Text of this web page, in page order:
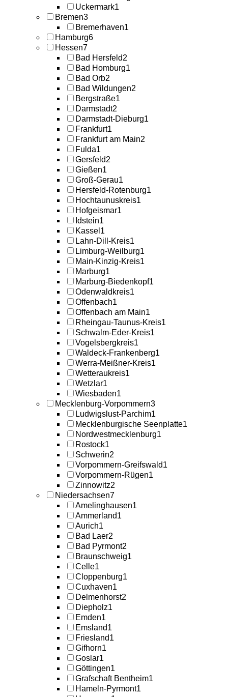
Uckermark1
Bremen3
Bremerhaven1
Hamburg6
Hessen7
Bad Hersfeld2
Bad Homburg1
Bad Orb2
Bad Wildungen2
Bergstraße1
Darmstadt2
Darmstadt-Dieburg1
Frankfurt1
Frankfurt am Main2
Fulda1
Gersfeld2
Gießen1
Groß-Gerau1
Hersfeld-Rotenburg1
Hochtaunuskreis1
Hofgeismar1
Idstein1
Kassel 1
Lahn-Dill-Kreis1
Limburg-Weilburg1
Main-Kinzig-Kreis1
Marburg1
Marburg-Biedenkopf1
Odenwaldkreis1
Offenbach1
Offenbach am Main1
Rheingau-Taunus-Kreis1
Schwalm-Eder-Kreis1
Vogelsbergkreis1
Waldeck-Frankenberg1
Werra-Meißner-Kreis1
Wetteraukreis1
Wetzlar1
Wiesbaden1
Mecklenburg-Vorpommern3
Ludwigslust-Parchim1
Mecklenburgische Seenplatte1
Nordwestmecklenburg1
Rostock1
Schwerin2
Vorpommern-Greifswald1
Vorpommern-Rügen1
Zinnowitz2
Niedersachsen7
Amelinghausen1
Ammerland1
Aurich1
Bad Laer2
Bad Pyrmont2
Braunschweig1
Celle1
Cloppenburg1
Cuxhaven1
Delmenhorst2
Diepholz1
Emden1
Emsland1
Friesland1
Gifhorn1
Goslar1
Göttingen1
Grafschaft Bentheim1
Hameln-Pyrmont1